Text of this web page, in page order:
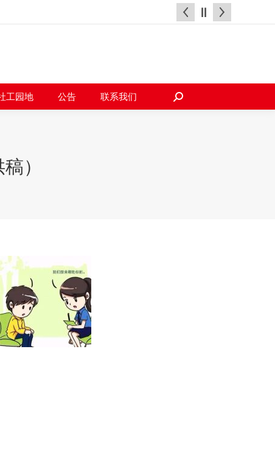
工园地 公告 联系我们
搜
）
天地 社工园地 公告 联系我们
搜